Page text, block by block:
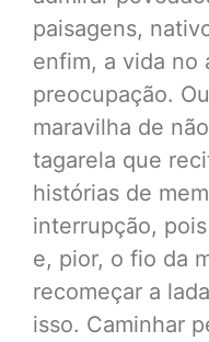
paisagens,
enfim, a vida no
preocupação.
maravilha de
tagarela que
histórias de
interrupção,
e, pior, o fio da
recomeçar a
isso. Caminhar